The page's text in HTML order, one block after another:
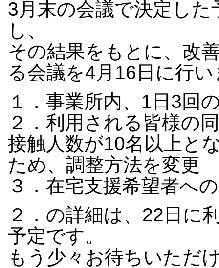
3月末の会議で決定し
し、
その結果をもとに、改
る会議を4月16日に行
１．事業所内、1日3
２．利用される皆様
接触人数が10名以上と
ため、調整方法を変更
３．在宅支援希望者
２．の詳細は、22日に
予定です。
もう少々お待ちいただ